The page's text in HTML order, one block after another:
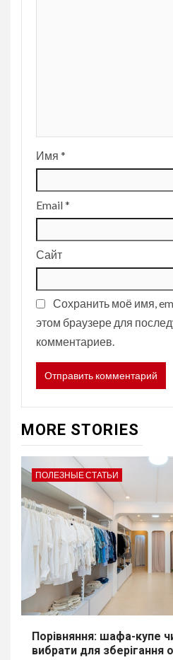
Имя *
Email*
Сайт
Сохранить моё имя,
этом браузере для
комментариев.
MORE STORIES
ПОЛЕЗНЫЕ СТАТЬИ
Порівняння: шафа-купе
вибрати для зберігання